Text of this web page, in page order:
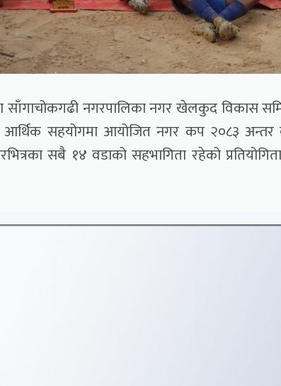
साँगाचोकगढी नगरपालिका नगर खेलकुद विकास
आर्थिक सहयोगमा आयोजित नगर कप २०८३ अन्तर
सबै १४ वडाको सहभागिता रहेको